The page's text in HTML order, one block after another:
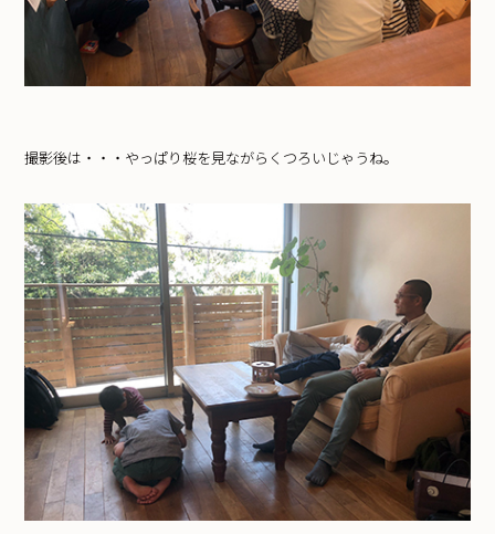
撮影後は・・・やっぱり桜を見ながらくつろいじゃうね。